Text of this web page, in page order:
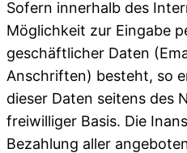
Sofern innerhalb des
Möglichkeit zur Eingabe
geschäftlicher Daten
Anschriften) besteht, so
dieser Daten seitens des
freiwilliger Basis. Die
Bezahlung aller